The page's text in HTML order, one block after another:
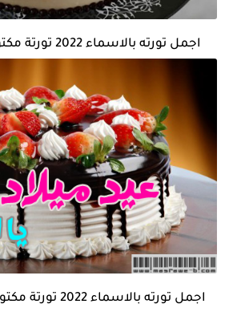
اجمل تورته بالاسماء 2022 تورتة مكتوب عليها اسم حاتم
اجمل تورته بالاسماء 2022 تورتة مكتوب عليها اسم اسراء